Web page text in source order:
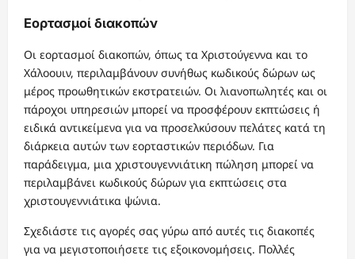
Εορτασμοί διακοπών
Οι εορτασμοί διακοπών, όπως τα Χριστούγεννα και το
Χάλοουιν, περιλαμβάνουν συνήθως κωδικούς δώρων ως
μέρος προωθητικών εκστρατειών. Οι λιανοπωλητές και οι
πάροχοι υπηρεσιών μπορεί να προσφέρουν εκπτώσεις ή
ειδικά αντικείμενα για να προσελκύσουν πελάτες κατά τη
διάρκεια αυτών των εορταστικών περιόδων. Για
παράδειγμα, μια χριστουγεννιάτικη πώληση μπορεί να
περιλαμβάνει κωδικούς δώρων για εκπτώσεις στα
χριστουγεννιάτικα ψώνια.
Σχεδιάστε τις αγορές σας γύρω από αυτές τις διακοπές
για να μεγιστοποιήσετε τις εξοικονομήσεις. Πολλές